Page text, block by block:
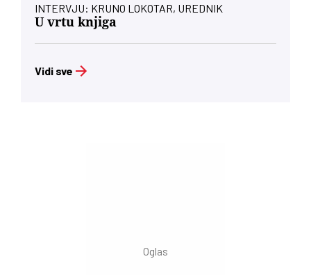
INTERVJU: KRUNO LOKOTAR, UREDNIK
U vrtu knjiga
Vidi sve